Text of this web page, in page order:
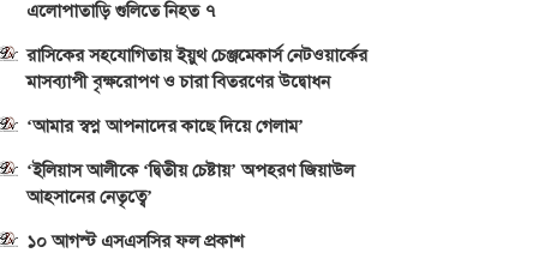
এলোপাতাড়ি গুলিতে নিহত ৭
রাসিকের সহযোগিতায় ইয়ুথ চেঞ্জমেকার্স নেটওয়ার্কের
মাসব্যাপী বৃক্ষরোপণ ও চারা বিতরণের উদ্বোধন
‘আমার স্বপ্ন আপনাদের কাছে দিয়ে গেলাম’
‘ইলিয়াস আলীকে ‘দ্বিতীয় চেষ্টায়’ অপহরণ জিয়াউল
আহসানের নেতৃত্বে’
১০ আগস্ট এসএসসির ফল প্রকাশ